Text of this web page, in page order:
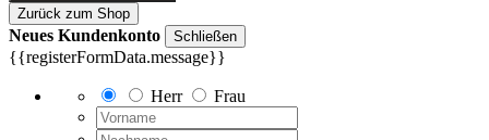
Zurück zum Shop
Neues Kundenkonto Schließen
{{registerFormData.message}}
Herr Frau